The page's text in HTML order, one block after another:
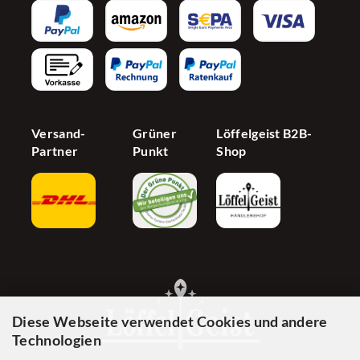
Diese Webseite verwendet Cookies und andere
Technologien
Partnerprogramm
Newsletter
Jetzt Händer werden
AGB
Barrierefreiheit
Cookie Einstellungen
Versand-
Partner
Grüner
Punkt
Löffelgeist B2B-
Shop